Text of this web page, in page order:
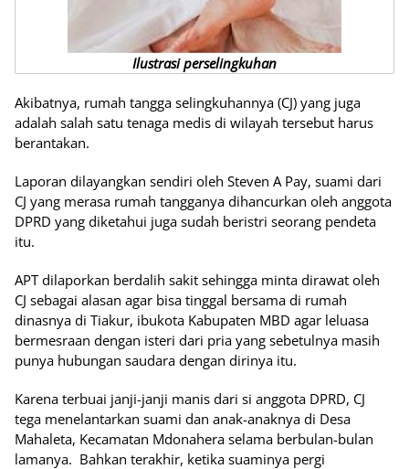
Ilustrasi perselingkuhan
Akibatnya, rumah tangga selingkuhannya (CJ) yang juga
adalah salah satu tenaga medis di wilayah tersebut harus
berantakan.
Laporan dilayangkan sendiri oleh Steven A Pay, suami dari
CJ yang merasa rumah tangganya dihancurkan oleh anggota
DPRD yang diketahui juga sudah beristri seorang pendeta
itu.
APT dilaporkan berdalih sakit sehingga minta dirawat oleh
CJ sebagai alasan agar bisa tinggal bersama di rumah
dinasnya di Tiakur, ibukota Kabupaten MBD agar leluasa
bermesraan dengan isteri dari pria yang sebetulnya masih
punya hubungan saudara dengan dirinya itu.
Karena terbuai janji-janji manis dari si anggota DPRD, CJ
tega menelantarkan suami dan anak-anaknya di Desa
Mahaleta, Kecamatan Mdonahera selama berbulan-bulan
lamanya. Bahkan terakhir, ketika suaminya pergi